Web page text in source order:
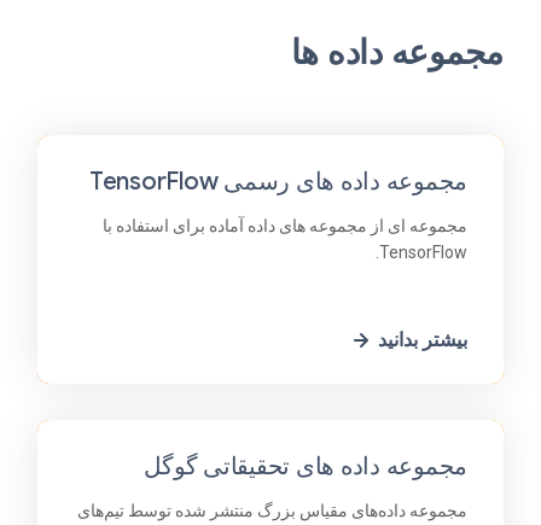
مجموعه داده ها
مجموعه داده های رسمی TensorFlow
مجموعه ای از مجموعه های داده آماده برای استفاده با
TensorFlow.
بیشتر بدانید
مجموعه داده های تحقیقاتی گوگل
مجموعه داده‌های مقیاس بزرگ منتشر شده توسط تیم‌های